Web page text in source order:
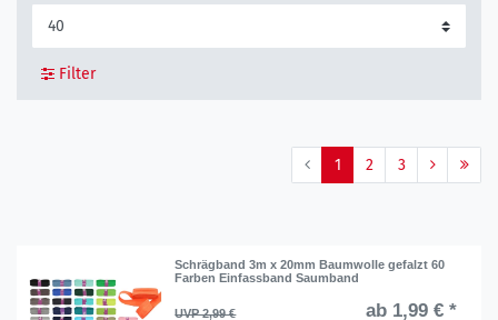
Filter
1 2 3
Schrägband 3m x 20mm Baumwolle gefalzt 60
Farben Einfassband Saumband
UVP 2,99 € ab 1,99 € *